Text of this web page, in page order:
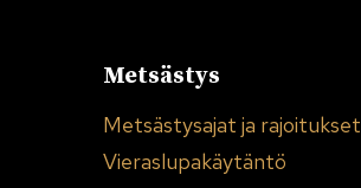
Metsästys
Metsästysajat ja rajoitukset
Vieraslupakäytäntö